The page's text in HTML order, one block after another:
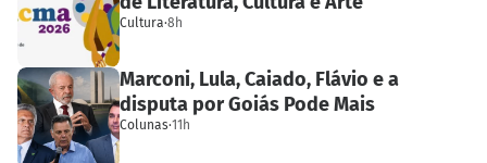
Cultura·8h
Marconi, Lula, Caiado, Flávio e a
disputa por Goiás Pode Mais
Colunas·11h